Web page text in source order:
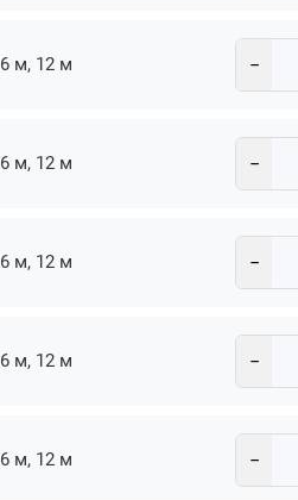
6 м, 12 м −
6 м, 12 м −
6 м, 12 м −
6 м, 12 м −
6 м, 12 м −